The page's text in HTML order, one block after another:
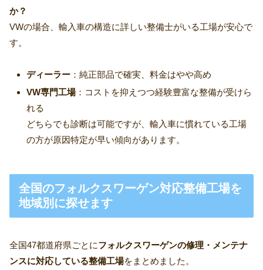
か？
VWの場合、輸入車の構造に詳しい整備士がいる工場が安心で
す。
ディーラー ：純正部品で確実、料金はやや高め
VW専門工場：コストを抑えつつ経験豊富な整備が受けら
れる
どちらでも診断は可能ですが、輸入車に慣れている工場
の方が原因特定が早い傾向があります。
全国のフォルクスワーゲン対応整備工場を
地域別に探せます
全国47都道府県ごとにフォルクスワーゲンの修理・メンテナ
ンスに対応している整備工場をまとめました。